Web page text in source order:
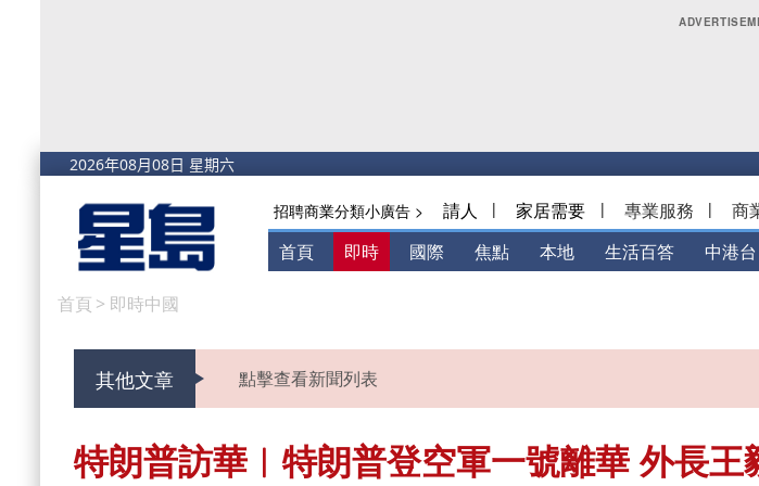
招聘商業分類小廣告 > 請人 | 家居需要 | 專業服務 | 商
首頁 即時 國際 焦點 本地 生活百答 中港台
首頁 > 即時中國
其他文章 點擊查看新聞列表
特朗普訪華︱特朗普登空軍一號離華 外長王